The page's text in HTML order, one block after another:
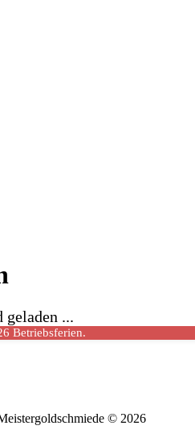
Betriebsferien.
© 2026